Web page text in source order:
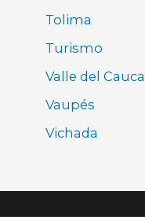
Tolima
Turismo
Valle del Cauca
Vaupés
Vichada